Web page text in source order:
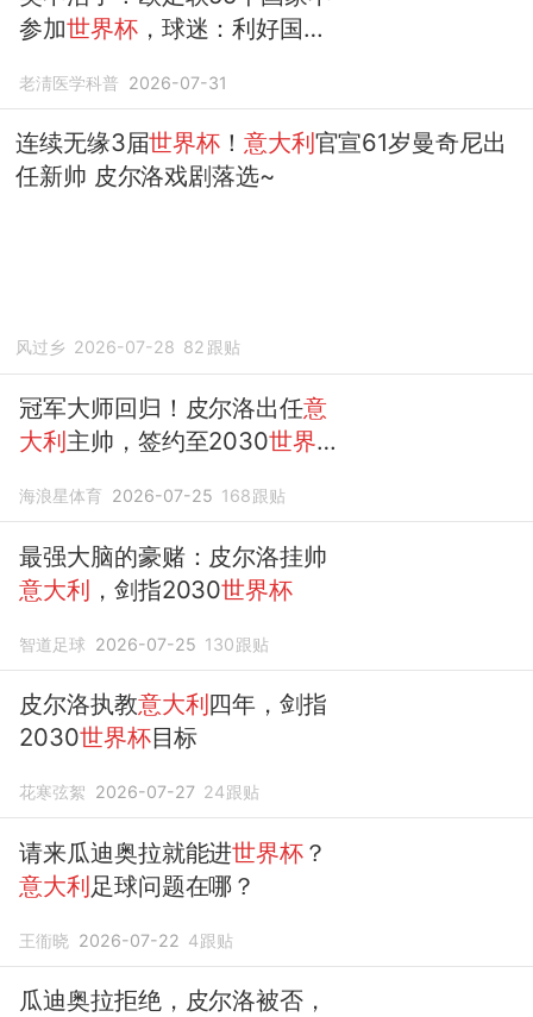
参加世界杯，球迷：利好国足
老淸医学科普 2026-07-31
连续无缘3届世界杯 ！ 意大利官宣61岁曼奇尼出
任新帅 皮尔洛戏剧落选~
风过乡 2026-07-28 82 跟贴
冠军大师回归！皮尔洛出任意
大利主帅，签约至2030世界
海浪星体育 2026-07-25 168跟贴
最强大脑的豪赌：皮尔洛挂帅
意大利 ，剑指2030世界杯
智道足球 2026-07-25 130跟贴
皮尔洛执教意大利四年，剑指
2030世界杯目标
花寒弦絮 2026-07-27 24跟贴
请来瓜迪奥拉就能进世界杯？
意大利足球问题在哪？
王衜晓 2026-07-22 4跟贴
瓜迪奥拉拒绝，皮尔洛被否，